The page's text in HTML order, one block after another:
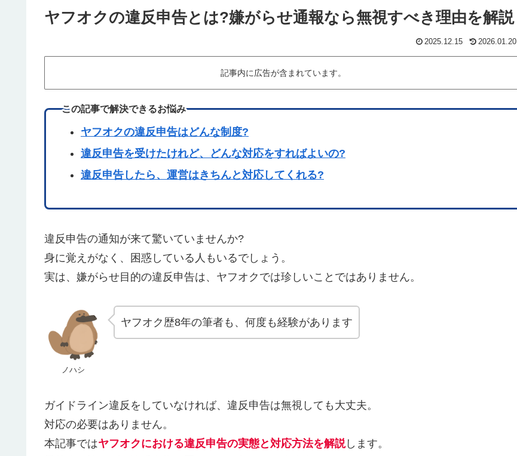
ヤフオクの違反申告とは?嫌がらせ通報なら無視すべき理由を解説
2025.12.15 2026.01.20
記事内に広告が含まれています。
この記事で解決できるお悩み
ヤフオクの違反申告はどんな制度?
違反申告を受けたけれど、どんな対応をすればよいの?
違反申告したら、運営はきちんと対応してくれる?
違反申告の通知が来て驚いていませんか?
身に覚えがなく、困惑している人もいるでしょう。
実は、嫌がらせ目的の違反申告は、ヤフオクでは珍しいことではありません。
ノハシ
ヤフオク歴8年の筆者も、何度も経験があります
ガイドライン違反をしていなければ、違反申告は無視しても大丈夫。
対応の必要はありません。
本記事ではヤフオクにおける違反申告の実態と対応方法を解説します。